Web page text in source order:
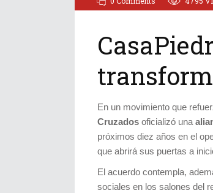
En un movimiento que
Cruzados oficializó una
próximos diez años en el
que abrirá sus puertas a
El acuerdo contempla,
sociales en los salones del